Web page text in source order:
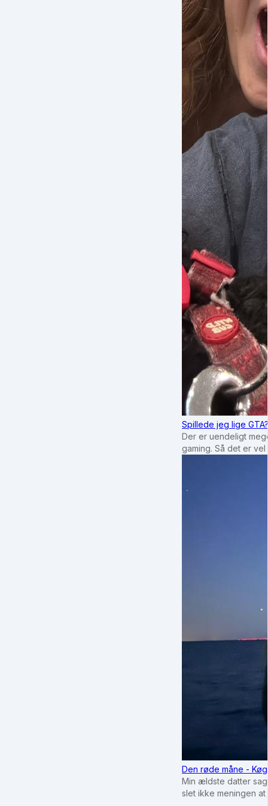
Spillede jeg lige GTA?
Der er uendeligt
gaming. Så det er
Den røde måne -
Min ældste datter
slet ikke meningen